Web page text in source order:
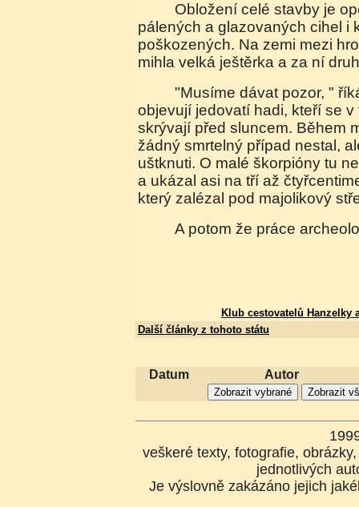
Obložení celé stavby je opět z terakoty,
pálených a glazovaných cihel i
poškozených. Na zemi mezi
mihla velká ještěrka a za ní
"Musíme dávat pozor, " říká Borja: " občas se tu
objevují jedovatí hadi, kteří se
skrývají před sluncem. Během
žádný smrtelný případ nestal,
uštknuti. O malé škorpióny tu
a ukázal asi na tří až
který zalézal pod majolikový
A potom že práce
Klub cestovatelů Hanzelky
Další články z tohoto státu
Datum Autor
veškeré texty, fotografie,
jednotlivých
Je výslovně zakázáno jejich